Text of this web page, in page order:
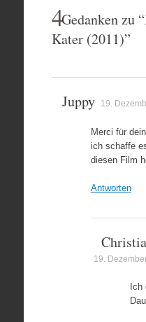
4Gedanken zu “
Kater (2011)”
Juppy 19.
Merci für
ich schaffe
diesen Film
Antworten
19.
Ich